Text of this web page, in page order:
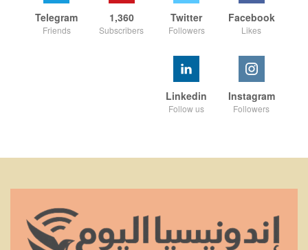
Facebook
Likes
Twitter
Followers
1,360
Subscribers
Telegram
Friends
Instagram
Followers
Linkedin
Follow us